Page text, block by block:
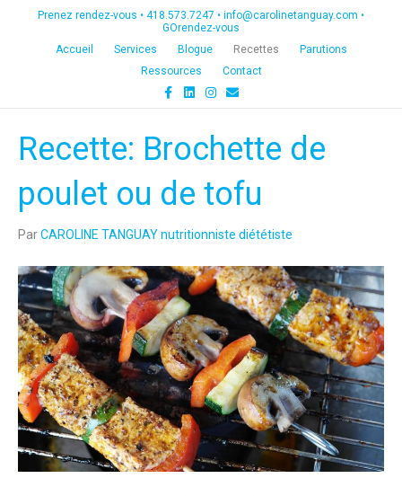
Prenez rendez-vous • 418.573.7247 • info@carolinetanguay.com •
GOrendez-vous
Accueil
Services Blogue Recettes
Parutions
Ressources
Contact
c
b
o
o
n
d
i
s
g
r
m
E
m
a
Recette: Brochette de
poulet ou de tofu
ParCAROLINE TANGUAY nutritionniste diététiste